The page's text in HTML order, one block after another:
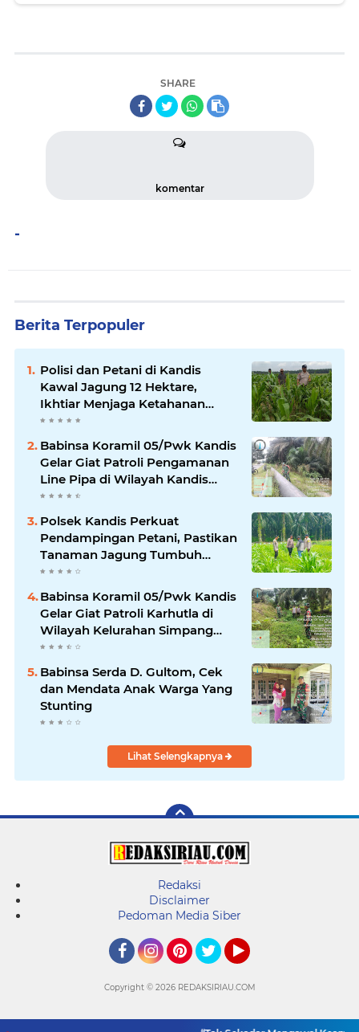
SHARE
komentar
-
Berita Terpopuler
Polisi dan Petani di Kandis
Kawal Jagung 12 Hektare,
Ikhtiar Menjaga Ketahanan
Pangan
Babinsa Koramil 05/Pwk Kandis
Gelar Giat Patroli Pengamanan
Line Pipa di Wilayah Kandis
Kandis
Polsek Kandis Perkuat
Pendampingan Petani, Pastikan
Tanaman Jagung Tumbuh
Optimal Dukung Swasembada
Pangan Nasional
Babinsa Koramil 05/Pwk Kandis
Gelar Giat Patroli Karhutla di
Wilayah Kelurahan Simpang
Belutu
Babinsa Serda D. Gultom, Cek
dan Mendata Anak Warga Yang
Stunting
Lihat Selengkapnya
Redaksi
Disclaimer
Pedoman Media Siber
Copyright © 2026 REDAKSIRIAU.COM